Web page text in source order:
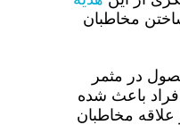
مخاطبان
در مثمر
باعث شده
مخاطبان